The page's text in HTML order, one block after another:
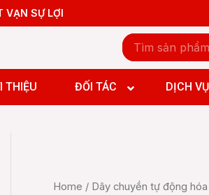
VẠN SỰ LỢI
Search
for:
Máy tiện ngang CNC
THIỆU ĐỐI TÁC DỊCH
Máy tiện ngang CNC
Máy phay đứng CNC
Home / Dây chuyền tự động hóa